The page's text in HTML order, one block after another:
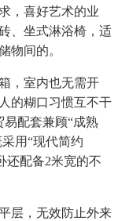
，喜好艺术的业
、坐式淋浴椅，适
物间的。
，室内也无需开
的糊口习惯互不干
配套兼顾“成熟
用“现代简约
还配备2米宽的不
层，无效防止外来